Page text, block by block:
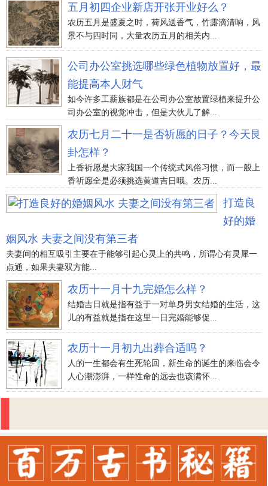
五月初四企业新店开张开业好么？
农历五月是盛夏之时，荷风送香气，竹露滴清响，风
景不与四时同，大量农历五月的相关内...
公司办公室挑选哪些绿色植物放置好，最
能提高本人财气
如今许多工薪族都是在公司办公室放置绿植来提升公
司办公室的视觉冲击，但是大伙儿了解...
农历七月二十一是否祈愿的日子？今天艮
卦怎样？
上香祈愿是大家我国一个传统式风俗习惯，而一般上
香祈愿全是必须挑选黄道吉日哦。农历...
打造良
好的婚
姻风水 夫妻之间没有第三者
夫妻间的相互吸引主要在于能够引起心灵上的共鸣，所谓心有灵犀一
点通，如果夫妻双方能...
农历十一月十九完婚怎么样？
结婚吉日就是指有益于一对单身男女结婚的生活，这
儿的有益就是指在这里一日完婚能够促...
农历十一月初九出葬合适吗？
人的一生都会有生死轮回，新生命的诞生的来临会令
人心潮澎湃，一样性命的远去也该满怀...